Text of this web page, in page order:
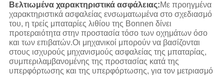
Βελτιωμένα χαρακτηριστικά ασφάλειας:Με προηγμένα
χαρακτηριστικά ασφαλείας ενσωματωμένα στο σχεδιασμό
του, η τρείς μπαταρίες λιθίου της Bonnen δίνει
προτεραιότητα στην προστασία τόσο των οχημάτων όσο
και των επιβατών.Οι μηχανικοί μπορούν να βασίζονται
στους ισχυρούς μηχανισμούς ασφαλείας της μπαταρίας,
συμπεριλαμβανομένης της προστασίας κατά της
υπερφόρτωσης και της υπερφόρτωσης, για τον μετριασμό